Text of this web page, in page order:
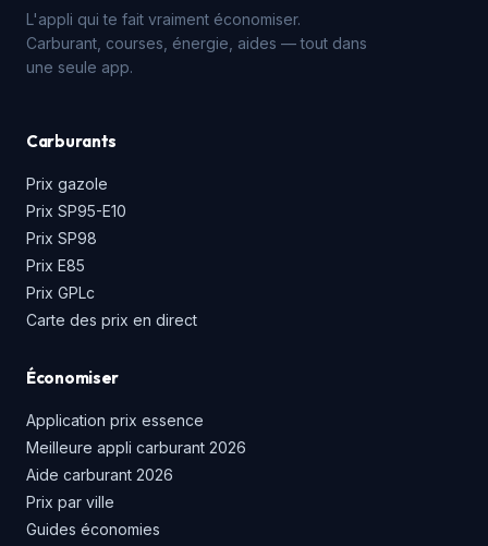
L'appli qui te fait vraiment économiser.
Carburant, courses, énergie, aides — tout dans
une seule app.
Carburants
Prix gazole
Prix SP95-E10
Prix SP98
Prix E85
Prix GPLc
Carte des prix en direct
Économiser
Application prix essence
Meilleure appli carburant 2026
Aide carburant 2026
Prix par ville
Guides économies